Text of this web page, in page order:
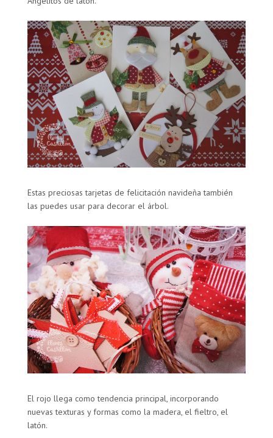
Estas preciosas tarjetas de felicitación navideña también
las puedes usar para decorar el árbol.
El rojo llega como tendencia principal, incorporando
nuevas texturas y formas como la madera, el fieltro, el
latón.